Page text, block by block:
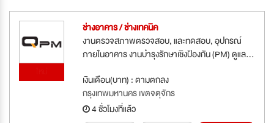
ช่างอาคาร / ช่างเทคนิค
งานตรวจสภาพตรวจสอบ, และทดสอบ, อุปกรณ์
ภายในอาคาร งานบำรุงรักษาเชิงป้องกัน (PM) ดูแล...
เงินเดือน(บาท) : ตามตกลง
กรุงเทพมหานคร เขตจตุจักร
4 ชั่วโมงที่แล้ว